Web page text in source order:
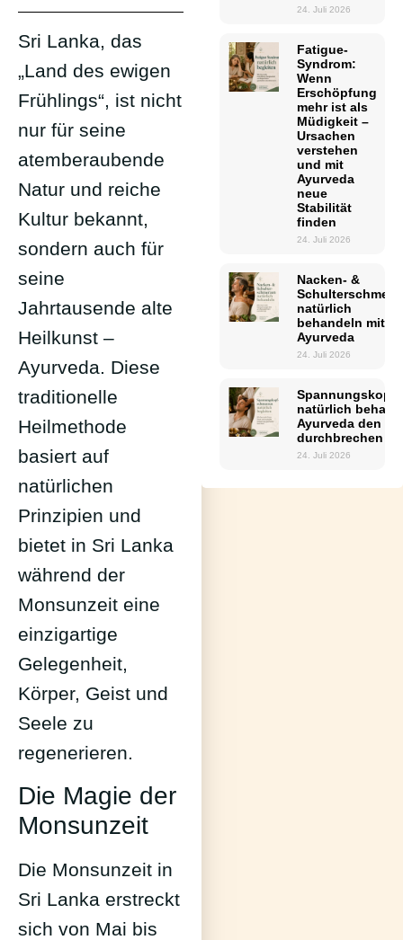
Sri Lanka, das
„Land des ewigen
Frühlings“, ist nicht
nur für seine
atemberaubende
Natur und reiche
Kultur bekannt,
sondern auch für
seine
Jahrtausende alte
Heilkunst –
Ayurveda. Diese
traditionelle
Heilmethode
basiert auf
natürlichen
Prinzipien und
bietet in Sri Lanka
während der
Monsunzeit eine
einzigartige
Gelegenheit,
Körper, Geist und
Seele zu
regenerieren.
Die Magie der
Monsunzeit
Die Monsunzeit in
Sri Lanka erstreckt
sich von Mai bis
24. Juli 2026
Fatigue-
Syndrom:
Wenn
Erschöpfung
mehr ist als
Müdigkeit –
Ursachen
verstehen
und mit
Ayurveda
neue
Stabilität
finden
24. Juli 2026
Nacken- &
natürlich
behandeln mit
Ayurveda
24. Juli 2026
natürlich
Ayurveda den
durchbrechen
24. Juli 2026